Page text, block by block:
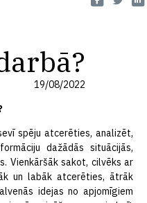
19/08/2022
spēju atcerēties, analizēt,
dažādās situācijās,
Vienkāršāk sakot, cilvēks ar
un labāk atcerēties, ātrāk
idejas no apjomīgiem